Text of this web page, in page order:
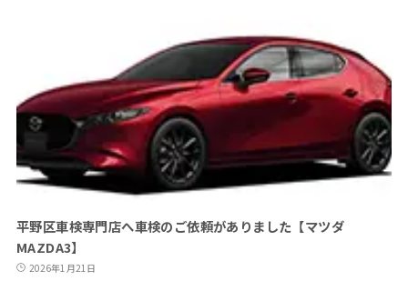
平野区車検専門店へ車検のご依頼がありました【マツダ
MAZDA3】
2026年1月21日